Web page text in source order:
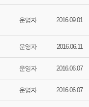
운영자 2016.09.01
운영자 2016.06.11
운영자 2016.06.07
운영자 2016.06.07